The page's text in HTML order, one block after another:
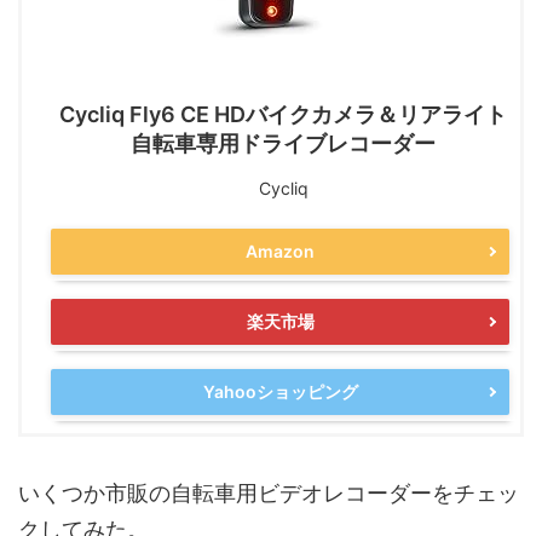
Cycliq Fly6 CE HDバイクカメラ＆リアライト
自転車専用ドライブレコーダー
Cycliq
Amazon
楽天市場
Yahooショッピング
いくつか市販の自転車用ビデオレコーダーをチェッ
クしてみた。